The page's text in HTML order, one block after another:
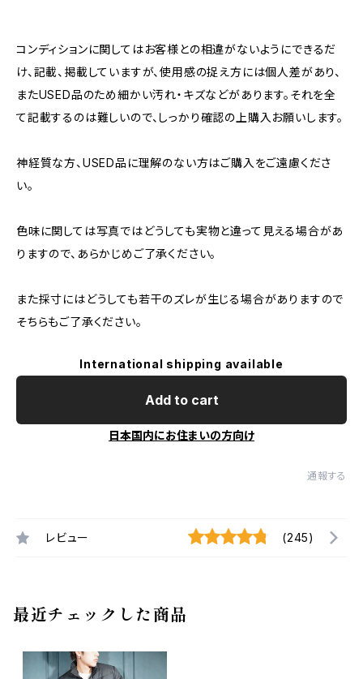
コンディションに関してはお客様との相違がないようにできるだ
け、記載、掲載していますが、使用感の捉え方には個人差があり、
またUSED品のため細かい汚れ・キズなどがあります。それを全
て記載するのは難しいので、しっかり確認の上購入お願いします。
神経質な方、USED品に理解のない方はご購入をご遠慮くださ
い。
色味に関しては写真ではどうしても実物と違って見える場合があ
りますので、あらかじめご了承ください。
また採寸にはどうしても若干のズレが生じる場合がありますので
そちらもご了承ください。
International shipping available
Add to cart
日本国内にお住まいの方向け
通報する
レビュー (245)
最近チェックした商品